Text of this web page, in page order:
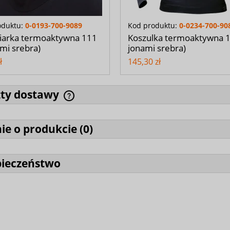
0-0193-700-9089
termoaktywna 111
srebra)
Kod produktu: 0-0234-700-
Koszulka termoaktywna
jonami srebra)
145,30 zł
dostawy
o produkcie (0)